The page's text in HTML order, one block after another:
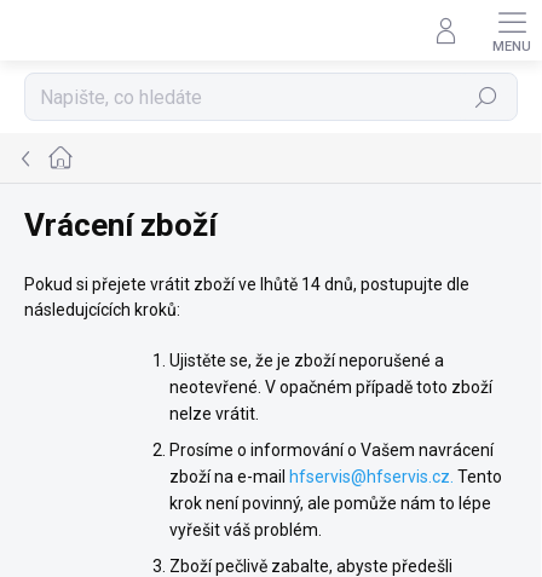
Hledat
Domů
Vrácení zboží
Pokud si přejete vrátit zboží ve lhůtě 14 dnů, postupujte dle
následujcících kroků:
Ujistěte se, že je zboží neporušené a
neotevřené. V opačném případě toto zboží
nelze vrátit.
Prosíme o informování o Vašem navrácení
zboží na e-mail hfservis@hfservis.cz Tento
krok není povinný, ale pomůže nám to lépe
vyřešit váš problém.
Zboží pečlivě zabalte, abyste předešli